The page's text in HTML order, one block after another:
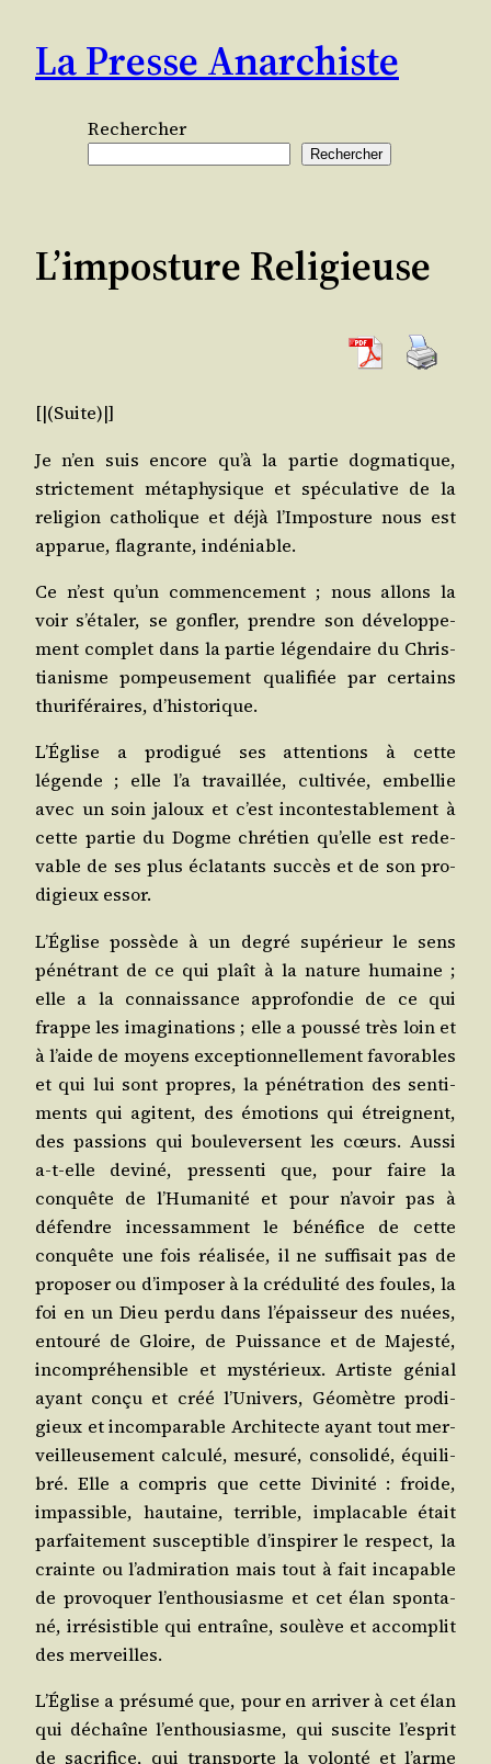
contenu
La Presse Anarchiste
Rechercher
Rechercher
L’imposture Religieuse
[|(Suite)|]
Je n’en suis encore qu’à la par­tie dog­ma­tique,
stric­te­ment méta­phy­sique et spé­cu­la­tive de la
reli­gion catho­lique et déjà l’Imposture nous est
appa­rue, fla­grante, indéniable.
Ce n’est qu’un com­men­ce­ment ; nous allons la
voir s’étaler, se gon­fler, prendre son déve­lop­pe­
ment com­plet dans la par­tie légen­daire du Chris­
tia­nisme pom­peu­se­ment qua­li­fiée par cer­tains
thu­ri­fé­raires, d’historique.
L’Église a pro­di­gué ses atten­tions à cette
légende ; elle l’a tra­vaillée, culti­vée, embel­lie
avec un soin jaloux et c’est incon­tes­ta­ble­ment à
cette par­tie du Dogme chré­tien qu’elle est rede­
vable de ses plus écla­tants suc­cès et de son pro­
di­gieux essor.
L’Église pos­sède à un degré supé­rieur le sens
péné­trant de ce qui plaît à la nature humaine ;
elle a la connais­sance appro­fon­die de ce qui
frappe les ima­gi­na­tions ; elle a pous­sé très loin et
à l’aide de moyens excep­tion­nel­le­ment favo­rables
et qui lui sont propres, la péné­tra­tion des sen­ti­
ments qui agitent, des émo­tions qui étreignent,
des pas­sions qui bou­le­versent les cœurs. Aus­si
a‑t-elle devi­né, pres­sen­ti que, pour faire la
conquête de l’Humanité et pour n’avoir pas à
défendre inces­sam­ment le béné­fice de cette
conquête une fois réa­li­sée, il ne suf­fi­sait pas de
pro­po­ser ou d’imposer à la cré­du­li­té des foules, la
foi en un Dieu per­du dans l’épaisseur des nuées,
entou­ré de Gloire, de Puis­sance et de Majes­té,
incom­pré­hen­sible et mys­té­rieux. Artiste génial
ayant conçu et créé l’Univers, Géo­mètre pro­di­
gieux et incom­pa­rable Archi­tecte ayant tout mer­
veilleu­se­ment cal­cu­lé, mesu­ré, conso­li­dé, équi­li­
bré. Elle a com­pris que cette Divi­ni­té : froide,
impas­sible, hau­taine, ter­rible, impla­cable était
par­fai­te­ment sus­cep­tible d’inspirer le res­pect, la
crainte ou l’admiration mais tout à fait inca­pable
de pro­vo­quer l’enthousiasme et cet élan spon­ta­
né, irré­sis­tible qui entraîne, sou­lève et accom­plit
des merveilles.
L’Église a pré­su­mé que, pour en arri­ver à cet élan
qui déchaîne l’enthousiasme, qui sus­cite l’esprit
de sacri­fice, qui trans­porte la volon­té et l’arme